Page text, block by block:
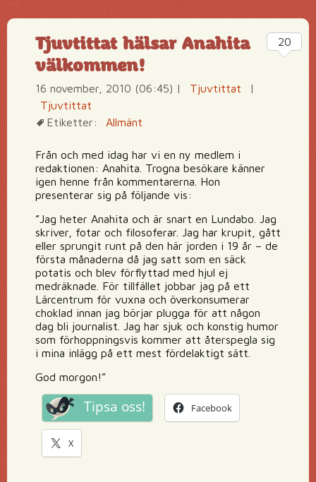
Tjuvtittat hälsar Anahita
välkommen!
16 november, 2010 (06:45) | Tjuvtittat
|
Tjuvtittat
Etiketter:
Allmänt
Från och med idag har vi en ny medlem i
redaktionen: Anahita. Trogna besökare känner
igen henne från kommentarerna. Hon
presenterar sig på följande vis:
”Jag heter Anahita och är snart en Lundabo. Jag
skriver, fotar och filosoferar. Jag har krupit, gått
eller sprungit runt på den här jorden i 19 år – de
första månaderna då jag satt som en säck
potatis och blev förflyttad med hjul ej
medräknade. För tillfället jobbar jag på ett
Lärcentrum för vuxna och överkonsumerar
choklad innan jag börjar plugga för att någon
dag bli journalist. Jag har sjuk och konstig humor
som förhoppningsvis kommer att återspegla sig
i mina inlägg på ett mest fördelaktigt sätt.
God morgon!”
Tipsa oss! Facebook
X
20